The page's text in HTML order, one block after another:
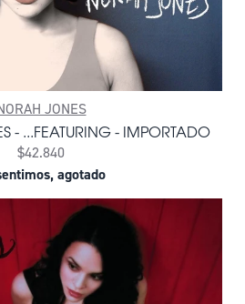
JONES
- ...FEATURING - IMPORTADO
$42.840
agotado